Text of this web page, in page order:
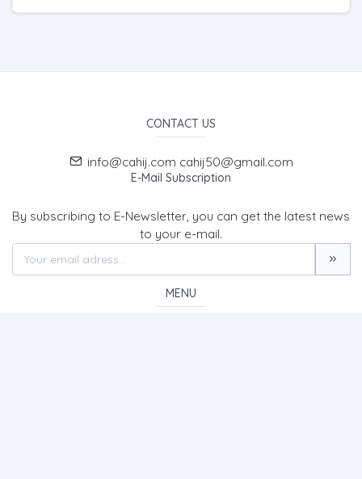
CONTACT US
info@cahij.com cahij50@gmail.com
E-Mail Subscription
By subscribing to E-Newsletter, you can get the latest news
to your e-mail.
MENU